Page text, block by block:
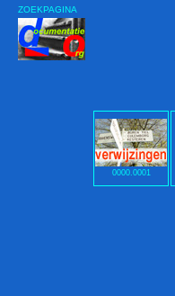
ZOEKPAGINA
0000.0001